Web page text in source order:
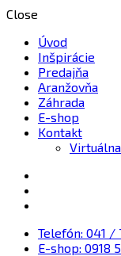
Close
Úvod
Inšpirácie
Predajňa
Aranžovňa
Záhrada
E-shop
Kontakt
Telefón: 041 /
E-shop: 0918